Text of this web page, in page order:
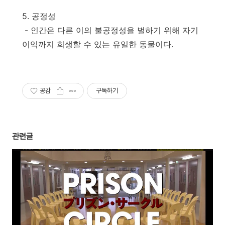
5. 공정성
- 인간은 다른 이의 불공정성을 벌하기 위해 자기
이익까지 희생할 수 있는 유일한 동물이다.
공감 구독하기
관련글